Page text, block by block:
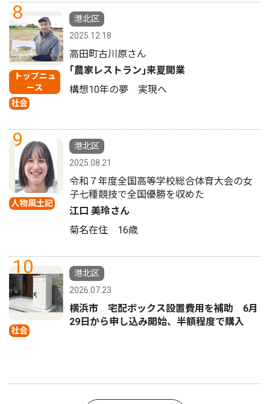
8
トップニュ
ース
社会
港北区
2025.12.18
高田町古川原さん
｢農家レストラン｣来夏開業
構想10年の夢 実現へ
9
人物風土記
港北区
2025.08.21
令和７年度全国高等学校総合体育大会の女
子七種競技で全国優勝を収めた
江口 美玲さん
菊名在住 16歳
10
社会
港北区
2026.07.23
横浜市 宅配ボックス設置費用を補助 6月
29日から申し込み開始、半額程度で購入